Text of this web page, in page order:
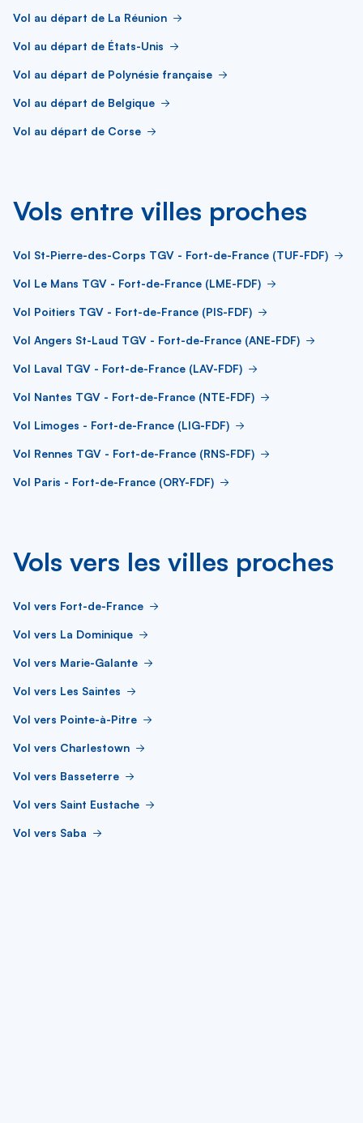
Vol au départ de La Réunion
Vol au départ de États-Unis
Vol au départ de Polynésie française
Vol au départ de Belgique
Vol au départ de Corse
Vols entre villes proches
Vol St-Pierre-des-Corps TGV - Fort-de-France (TUF-FDF)
Vol Le Mans TGV - Fort-de-France (LME-FDF)
Vol Poitiers TGV - Fort-de-France (PIS-FDF)
Vol Angers St-Laud TGV - Fort-de-France (ANE-FDF)
Vol Laval TGV - Fort-de-France (LAV-FDF)
Vol Nantes TGV - Fort-de-France (NTE-FDF)
Vol Limoges - Fort-de-France (LIG-FDF)
Vol Rennes TGV - Fort-de-France (RNS-FDF)
Vol Paris - Fort-de-France (ORY-FDF)
Vols vers les villes proches
Vol vers Fort-de-France
Vol vers La Dominique
Vol vers Marie-Galante
Vol vers Les Saintes
Vol vers Pointe-à-Pitre
Vol vers Charlestown
Vol vers Basseterre
Vol vers Saint Eustache
Vol vers Saba